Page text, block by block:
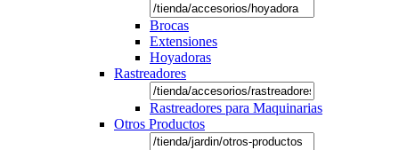
Brocas
Extensiones
Hoyadoras
Rastreadores
Rastreadores para Maquinarias
Otros Productos